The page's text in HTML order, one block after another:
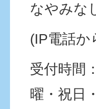
なやみな
(IP電話か
受付時間
曜・祝日